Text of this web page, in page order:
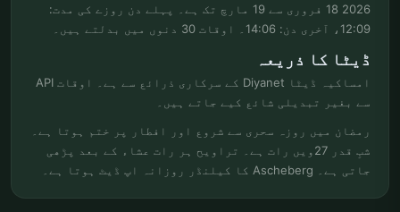
2026 18 فروری سے 19 مارچ تک ہے۔ پہلے دن روزے کی مدت:
12:09، آخری دن: 14:06۔ اوقات 30 دنوں میں بدلتے ہیں۔
ڈیٹا کا ذریعہ
امساکیہ ڈیٹا Diyanet کے سرکاری ذرائع سے ہے۔ اوقات API
سے بغیر تبدیلی شائع کیے جاتے ہیں۔
رمضان میں روزہ سحری سے شروع اور افطار پر ختم ہوتا ہے۔
شبِ قدر 27ویں رات ہے۔ تراویح ہر رات عشاء کے بعد پڑھی
جاتی ہے۔ Ascheberg کا کیلنڈر روزانہ اپ ڈیٹ ہوتا ہے۔